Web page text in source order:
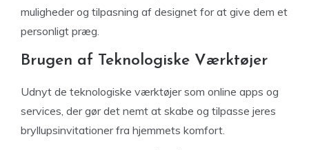
muligheder og tilpasning af designet for at give dem et
personligt præg.
Brugen af Teknologiske Værktøjer
Udnyt de teknologiske værktøjer som online apps og
services, der gør det nemt at skabe og tilpasse jeres
bryllupsinvitationer fra hjemmets komfort.